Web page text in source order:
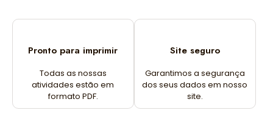
Pronto para imprimir
Todas as nossas
atividades estão em
formato PDF.
Site seguro
Garantimos a segurança
dos seus dados em nosso
site.